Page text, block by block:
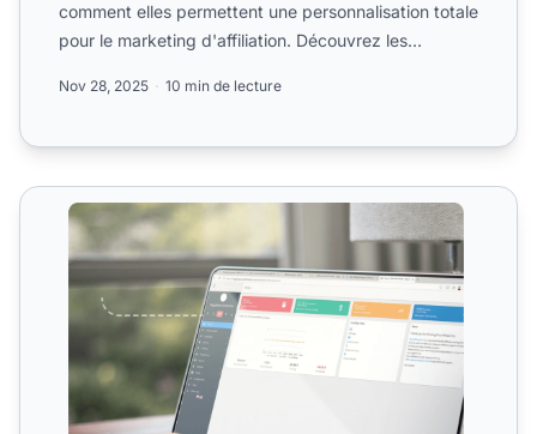
comment elles permettent une personnalisation totale
pour le marketing d'affiliation. Découvrez les
Nov 28, 2025 10 min de lecture
Bannières HTML